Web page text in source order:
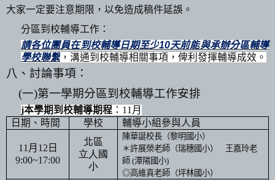
大家一定要注意期限，以免造成稿件延誤。
分區到校輔導工作：
請各位團員在到校輔導日期至少10天前能與承辦分區輔導
學校聯繫 ，溝通到校輔導相關事項，俾利發揮輔導成效。
八、討論事項：
(一)第一學期分區到校輔導工作安排
j本學期到校輔導期程 ： 11 月
日期、時間
學校 輔導小組參與人員
11 月 12 日
9:00~17:00
北區
立人國
小
陳華誕校長（黎明國小）
＊許展榮老師（瑞穗國小） 王嘉玲老
師 (潭陽國小)
◎高維真老師（坪林國小）